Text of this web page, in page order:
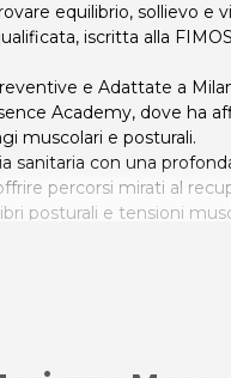
equilibrio, sollievo e
iscritta alla
e Adattate a
Academy, dove ha
muscolari e posturali.
sanitaria con una
percorsi mirati al
posturali e tensioni
Libertà, presso Palazzo
al benessere fisico e